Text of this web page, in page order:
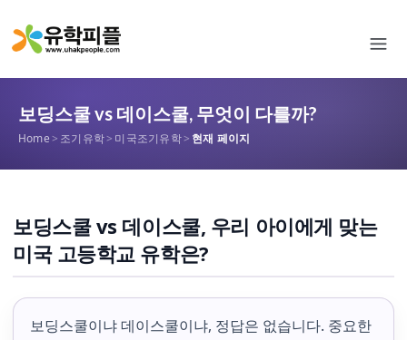
보딩스쿨 vs 데이스쿨, 무엇이 다를까?
Home> 조기유학> 미국조기유학> 현재 페이지
보딩스쿨 vs 데이스쿨, 우리 아이에게 맞는
미국 고등학교 유학은?
보딩스쿨이냐 데이스쿨이냐, 정답은 없습니다. 중요한